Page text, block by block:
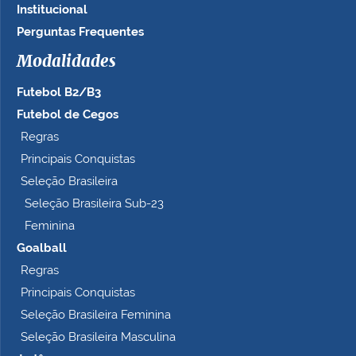
o
…
Institucional
Perguntas Frequentes
Modalidades
Futebol B2/B3
Futebol de Cegos
Regras
Principais Conquistas
Seleção Brasileira
Seleção Brasileira Sub-23
Feminina
Goalball
Regras
Principais Conquistas
Seleção Brasileira Feminina
Seleção Brasileira Masculina